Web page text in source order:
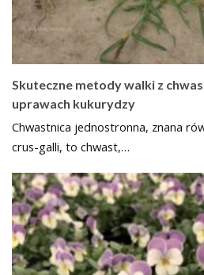
Skuteczne metody walki z
uprawach kukurydzy
Chwastnica jednostronna, znana
crus-galli, to chwast,…